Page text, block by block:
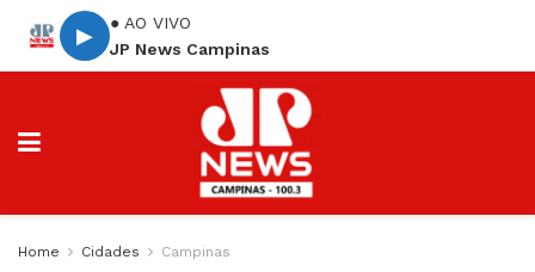
▶
● AO VIVO
JP News Campinas
Home Cidades Campinas